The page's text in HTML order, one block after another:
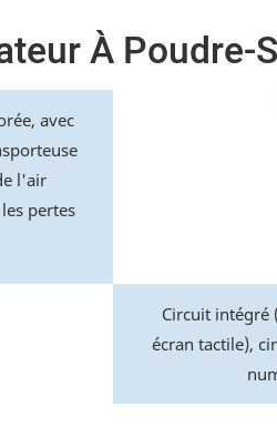
À Poudre-
avec
l'air
pertes
Circuit intégré
écran tactile),